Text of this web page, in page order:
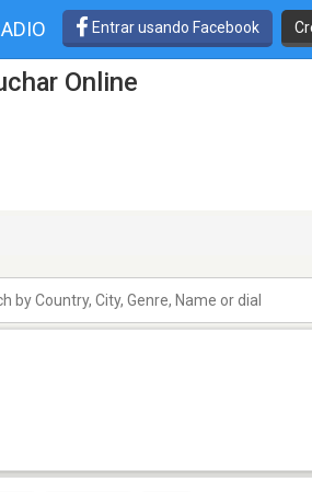
Entrar usando Facebook
Online